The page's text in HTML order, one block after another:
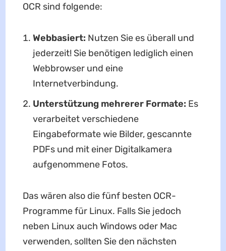
OCR sind folgende:
Webbasiert: Nutzen Sie es überall und
jederzeit! Sie benötigen lediglich einen
Webbrowser und eine
Internetverbindung.
Unterstützung mehrerer Formate: Es
verarbeitet verschiedene
Eingabeformate wie Bilder, gescannte
PDFs und mit einer Digitalkamera
aufgenommene Fotos.
Das wären also die fünf besten OCR-
Programme für Linux. Falls Sie jedoch
neben Linux auch Windows oder Mac
verwenden, sollten Sie den nächsten